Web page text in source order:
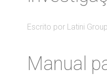
Escrito por Latini
Manual